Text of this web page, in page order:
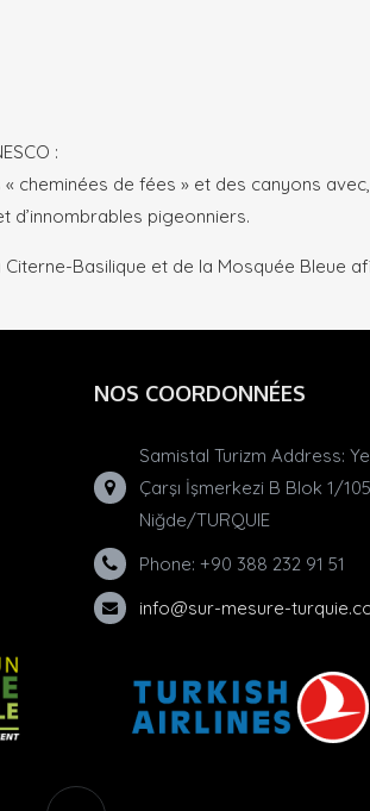
:
cheminées de fées » et des canyons
d’innombrables pigeonniers.
Basilique et de la Mosquée Bleue
NOS COORDONNÉES
Samistal Turizm Address:
Çarşı İşmerkezi B Blok 1/105
Niğde/TURQUIE
Phone: +90 388 232 91 51
info@sur-mesure-